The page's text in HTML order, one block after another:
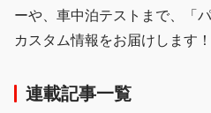
ーや、車中泊テストまで、「
カスタム情報をお届けします！
連載記事一覧